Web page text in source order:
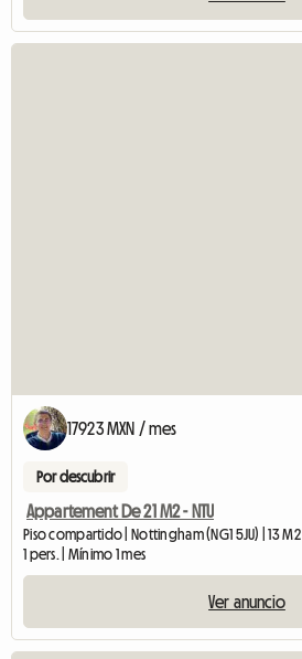
17923 MXN / mes
Por descubrir
Appartement De 21 M2 - NTU
Piso compartido | Nottingham (NG1 5JU) | 13 M2
1 pers. | Mínimo 1 mes
Ver anuncio